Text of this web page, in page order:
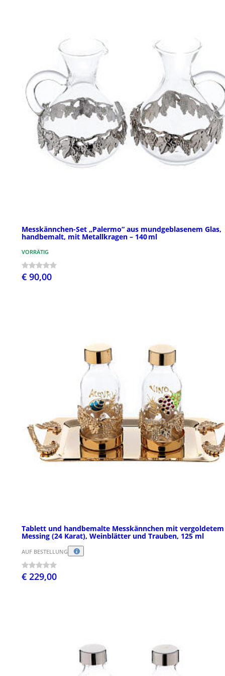
Messkännchen-Set „Palermo“ aus mundgeblasenem Glas,
handbemalt, mit Metallkragen – 140 ml
VORRÄTIG
€ 90,00
Tablett und handbemalte Messkännchen mit vergoldetem
Messing (24 Karat), Weinblätter und Trauben, 125 ml
AUF BESTELLUNG
€ 229,00